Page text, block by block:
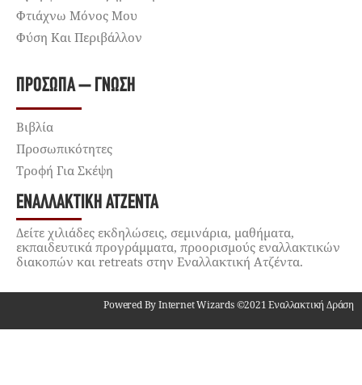
Φτιάχνω Μόνος Μου
Φύση Και Περιβάλλον
ΠΡΌΣΩΠΑ – ΓΝΏΣΗ
Βιβλία
Προσωπικότητες
Τροφή Για Σκέψη
ΕΝΑΛΛΑΚΤΙΚΉ ΑΤΖΈΝΤΑ
Δείτε χιλιάδες εκδηλώσεις, σεμινάρια, μαθήματα,
εκπαιδευτικά προγράμματα, προορισμούς εναλλακτικών
διακοπών και retreats στην Εναλλακτική Ατζέντα.
Powered By Internet Wizards ©2021 Εναλλακτική Δράση